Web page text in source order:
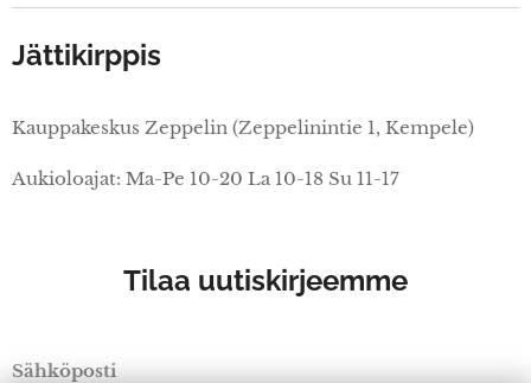
Jättikirppis
Kauppakeskus Zeppelin (Zeppelinintie 1, Kempele)
Aukioloajat: Ma-Pe 10-20 La 10-18 Su 11-17
Tilaa uutiskirjeemme
Sähköposti